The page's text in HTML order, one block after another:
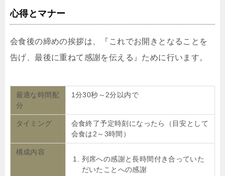
心得とマナー
会食後の締めの挨拶は、『これでお開きとなることを
告げ、最後に重ねて感謝を伝える』ために行います。
最適な時間配
分
1分30秒～2分以内で
タイミング
会食終了予定時刻になったら（目安として
会食は2～3時間）
構成内容
列席への感謝と長時間付き合っていた
だいたことへの感謝